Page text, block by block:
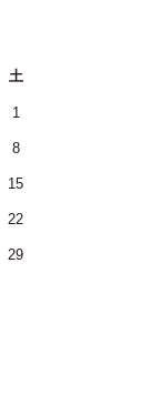
土
1
8
15
22
29